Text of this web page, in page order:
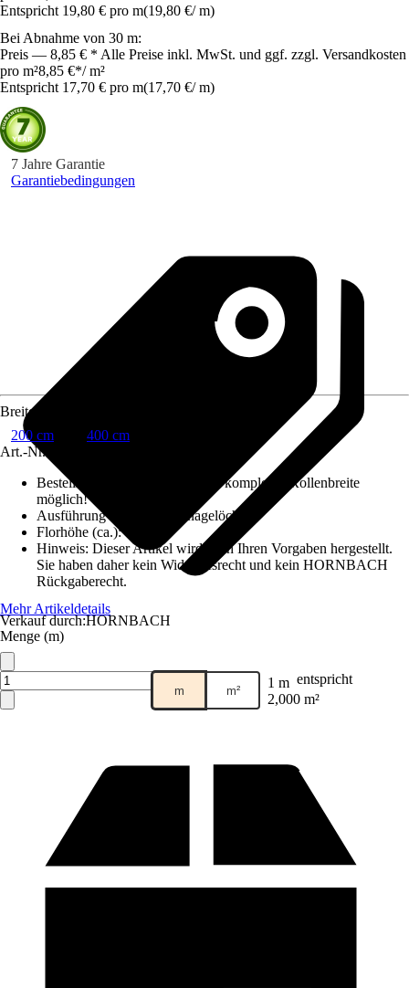
Entspricht 19,80 € pro m(19,80 €/ m)
Bei Abnahme von 30 m:
Preis — 8,85 € * Alle Preise inkl. MwSt. und ggf. zzgl. Versandkosten
pro m²8,85 €*/ m²
Entspricht 17,70 € pro m(17,70 €/ m)
7 Jahre Garantie
Garantiebedingungen
Verkauf durch:HORNBACH
Breite
200 cm
400 cm
Art.-Nr.
Bestellhinweis
Abnahme nur in kompletter Rollenbreite
möglich!
Ausführung Rücken
Drainagelöcher
Florhöhe (ca.):
Hinweis: Dieser Artikel wird nach Ihren Vorgaben hergestellt.
Sie haben daher kein Widerrufsrecht und kein HORNBACH
Rückgaberecht.
Mehr Artikeldetails
Menge (m)
m m² 1 m entspricht
2,000 m²